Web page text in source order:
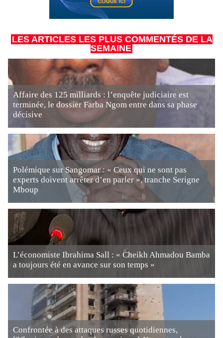
LES ARTICLES LES PLUS COMMENTÉS DE LA
SEMAINE
Affaire des 125 milliards : l’enquête judiciaire est
terminée, le dossier Farba Ngom entre dans sa phase
décisive
Polémique sur Sangomar : « Ceux qui ne sont pas
experts doivent arrêter d’en parler », tranche Serigne
Mboup
L’économiste Ibrahima Sall : « Cheikh Ahmadou Bamba
a toujours été en avance sur son temps »
Confrontée à des attaques russes quotidiennes,